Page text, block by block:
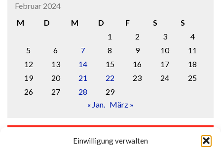
Einwilligung verwalten
Februar 2024
M
D M D F S
S
1
2 3
4
5
6 7 8 9 10
11
12
13 14 15 16 17
18
19
20 21 22 23 24
25
26
27 28
29
« Jan. März »